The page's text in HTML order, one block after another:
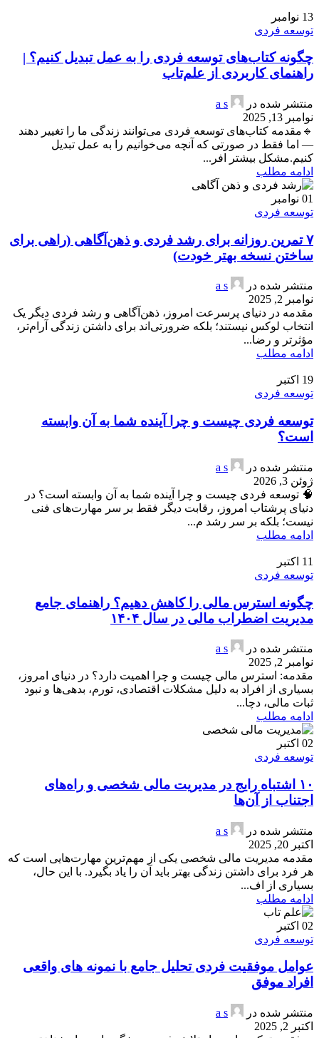
13 نوامبر
توسعه فردی
چگونه کتاب‌های توسعه فردی را به عمل تبدیل کنیم؟ |
راهنمای کاربردی از علم‌تاب
منتشر شده در
a s
نوامبر 13, 2025
🔹مقدمه کتاب‌های توسعه فردی می‌توانند زندگی ما را تغییر دهند
— اما فقط در صورتی که آنچه می‌خوانیم را به عمل تبدیل
کنیم.مشکل بیشتر افر...
ادامه مطلب
01 نوامبر
توسعه فردی
۷ تمرین روزانه برای رشد فردی و ذهن‌آگاهی (راهی برای
ساختن نسخه بهتر خودت)
منتشر شده در
a s
نوامبر 2, 2025
مقدمه در دنیای پرسرعت امروز، ذهن‌آگاهی و رشد فردی دیگر یک
انتخاب لوکس نیستند؛ بلکه ضرورتی‌اند برای داشتن زندگی آرام‌تر،
مؤثرتر و رضا...
ادامه مطلب
19 اکتبر
توسعه فردی
توسعه فردی چیست و چرا آینده شما به آن وابسته
است؟
منتشر شده در
a s
ژوئن 3, 2026
🧠 توسعه فردی چیست و چرا آینده شما به آن وابسته است؟ در
دنیای پرشتاب امروز، رقابت دیگر فقط بر سر مهارت‌های فنی
نیست؛ بلکه بر سر رشد م...
ادامه مطلب
11 اکتبر
توسعه فردی
چگونه استرس مالی را کاهش دهیم؟ راهنمای جامع
مدیریت اضطراب مالی در سال ۱۴۰۴
منتشر شده در
a s
نوامبر 2, 2025
مقدمه: استرس مالی چیست و چرا اهمیت دارد؟ در دنیای امروز،
بسیاری از افراد به دلیل مشکلات اقتصادی، تورم، بدهی‌ها و نبود
ثبات مالی، دچا...
ادامه مطلب
02 اکتبر
توسعه فردی
۱۰ اشتباه رایج در مدیریت مالی شخصی و راه‌های
اجتناب از آن‌ها
منتشر شده در
a s
اکتبر 20, 2025
مقدمه مدیریت مالی شخصی یکی از مهم‌ترین مهارت‌هایی است که
هر فرد برای داشتن زندگی بهتر باید آن را یاد بگیرد. با این حال،
بسیاری از اف...
ادامه مطلب
02 اکتبر
توسعه فردی
عوامل موفقیت فردی تحلیل جامع با نمونه های واقعی
افراد موفق
منتشر شده در
a s
اکتبر 2, 2025